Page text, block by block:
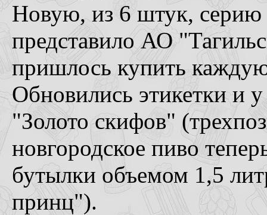
Новую, из 6 штук, серию
представило АО
пришлось купить
Обновились этикетки и
"Золото скифов"
новгородское пиво
бутылки объемом 1,5
принц").